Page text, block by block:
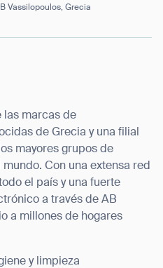
Vassilopoulos, Grecia
las marcas de
de Grecia y una filial
mayores grupos de
Con una extensa red
el país y una fuerte
a través de AB
a millones de hogares
y limpieza